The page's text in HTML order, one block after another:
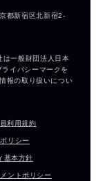
利用規約
リシー
基本方針
ントポリシー